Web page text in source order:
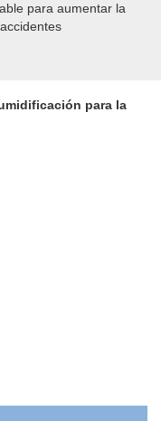
para aumentar la
para la